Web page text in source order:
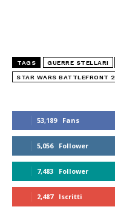
53,189 Fans
5,056 Follower
7,483 Follower
2,487 Iscritti
TAGS GUERRE STELLARI
STAR WARS BATTLEFRONT 2